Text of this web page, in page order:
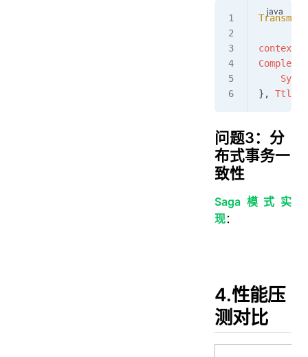
context
},
问题3：分
布式事务一
致性
Saga模式实
现：
4.性能压
测对比